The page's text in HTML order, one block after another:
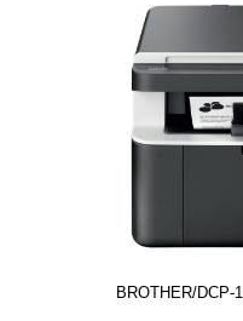
BROTHER/DCP-